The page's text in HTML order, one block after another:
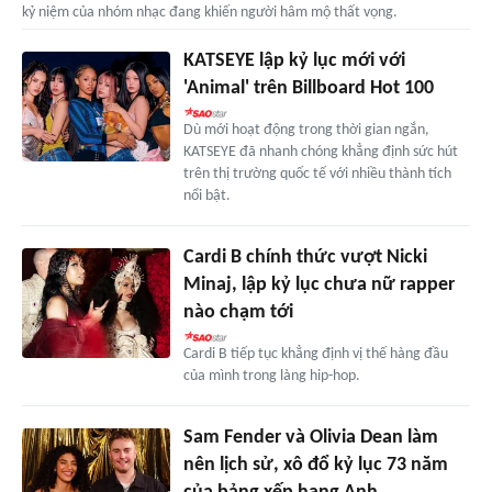
kỷ niệm của nhóm nhạc đang khiến người hâm mộ thất vọng.
KATSEYE lập kỷ lục mới với
'Animal' trên Billboard Hot 100
Dù mới hoạt động trong thời gian ngắn,
KATSEYE đã nhanh chóng khẳng định sức hút
trên thị trường quốc tế với nhiều thành tích
nổi bật.
Cardi B chính thức vượt Nicki
Minaj, lập kỷ lục chưa nữ rapper
nào chạm tới
Cardi B tiếp tục khẳng định vị thế hàng đầu
của mình trong làng hip-hop.
Sam Fender và Olivia Dean làm
nên lịch sử, xô đổ kỷ lục 73 năm